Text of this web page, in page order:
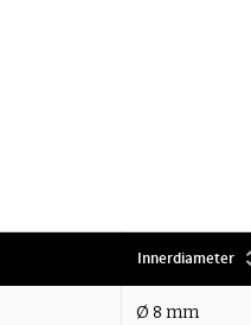
Innerdiameter
Ø 8 mm